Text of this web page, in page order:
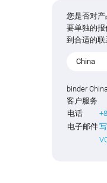
您是否对
要单独的
到合适的联
China
binder
客户服务
电话
电子邮件